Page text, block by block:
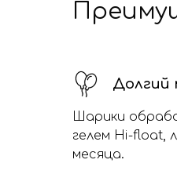
Долгий
Шарики
гелем Hi-float,
месяца.